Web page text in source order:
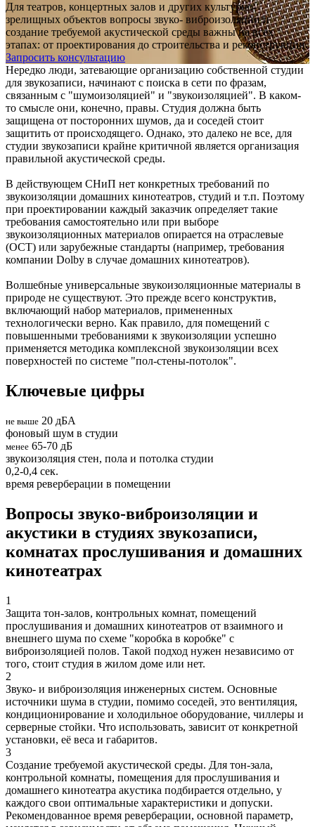
Для театров, концертных залов и других культурно-
зрелищных объектов вопросы звуко- виброизоляции и
создание требуемой акустической среды важны на всех
этапах: от проектирования до строительства и реконструкции.
Запросить консультацию
Нередко люди, затевающие организацию собственной студии
для звукозаписи, начинают с поиска в сети по фразам,
связанным с "шумоизоляцией" и "звукоизоляцией". В каком-
то смысле они, конечно, правы. Студия должна быть
защищена от посторонних шумов, да и соседей стоит
защитить от происходящего. Однако, это далеко не все, для
студии звукозаписи крайне критичной является организация
правильной акустической среды.
В действующем СНиП нет конкретных требований по
звукоизоляции домашних кинотеатров, студий и т.п. Поэтому
при проектировании каждый заказчик определяет такие
требования самостоятельно или при выборе
звукоизоляционных материалов опирается на отраслевые
(ОСТ) или зарубежные стандарты (например, требования
компании Dolby в случае домашних кинотеатров).
Волшебные универсальные звукоизоляционные материалы в
природе не существуют. Это прежде всего конструктив,
включающий набор материалов, примененных
технологически верно. Как правило, для помещений с
повышенными требованиями к звукоизоляции успешно
применяется методика комплексной звукоизоляции всех
поверхностей по системе "пол-стены-потолок".
Ключевые цифры
не выше 20 дБА
фоновый шум в студии
менее 65-70 дБ
звукоизоляция стен, пола и потолка студии
0,2-0,4 сек.
время реверберации в помещении
Вопросы звуко-виброизоляции и
акустики в студиях звукозаписи,
комнатах прослушивания и домашних
кинотеатрах
1
Защита тон-залов, контрольных комнат, помещений
прослушивания и домашних кинотеатров от взаимного и
внешнего шума по схеме "коробка в коробке" с
виброизоляцией полов. Такой подход нужен независимо от
того, стоит студия в жилом доме или нет.
2
Звуко- и виброизоляция инженерных систем. Основные
источники шума в студии, помимо соседей, это вентиляция,
кондиционирование и холодильное оборудование, чиллеры и
серверные стойки. Что использовать, зависит от конкретной
установки, её веса и габаритов.
3
Создание требуемой акустической среды. Для тон-зала,
контрольной комнаты, помещения для прослушивания и
домашнего кинотеатра акустика подбирается отдельно, у
каждого свои оптимальные характеристики и допуски.
Рекомендованное время реверберации, основной параметр,